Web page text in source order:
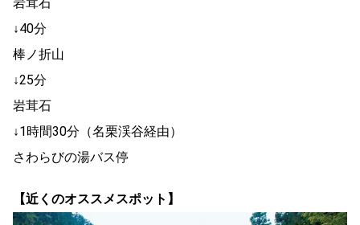
↓40分
棒ノ折山
↓25分
岩茸石
↓1時間30分（名栗渓谷経由）
さわらびの湯バス停
【近くのオススメスポット】